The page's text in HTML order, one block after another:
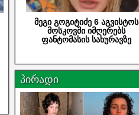
მეგი გოგიტიძე 6 აგვისტოს
მოსკოვში იმღერებს
ფანტომასის სახურავზე
პირადი